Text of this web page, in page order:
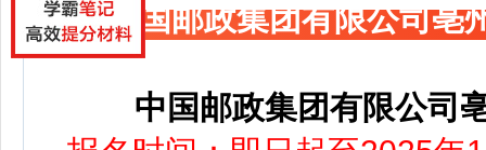
中国邮政集团有限公司亳
中国邮政集团有限公司